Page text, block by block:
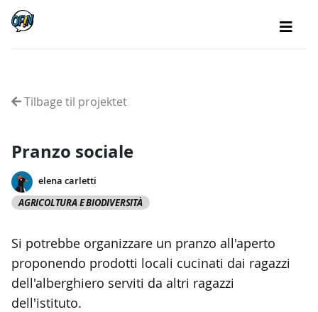
Tilbage til projektet
Pranzo sociale
elena carletti
AGRICOLTURA E BIODIVERSITÀ
Si potrebbe organizzare un pranzo all'aperto
proponendo prodotti locali cucinati dai ragazzi
dell'alberghiero serviti da altri ragazzi
dell'istituto.